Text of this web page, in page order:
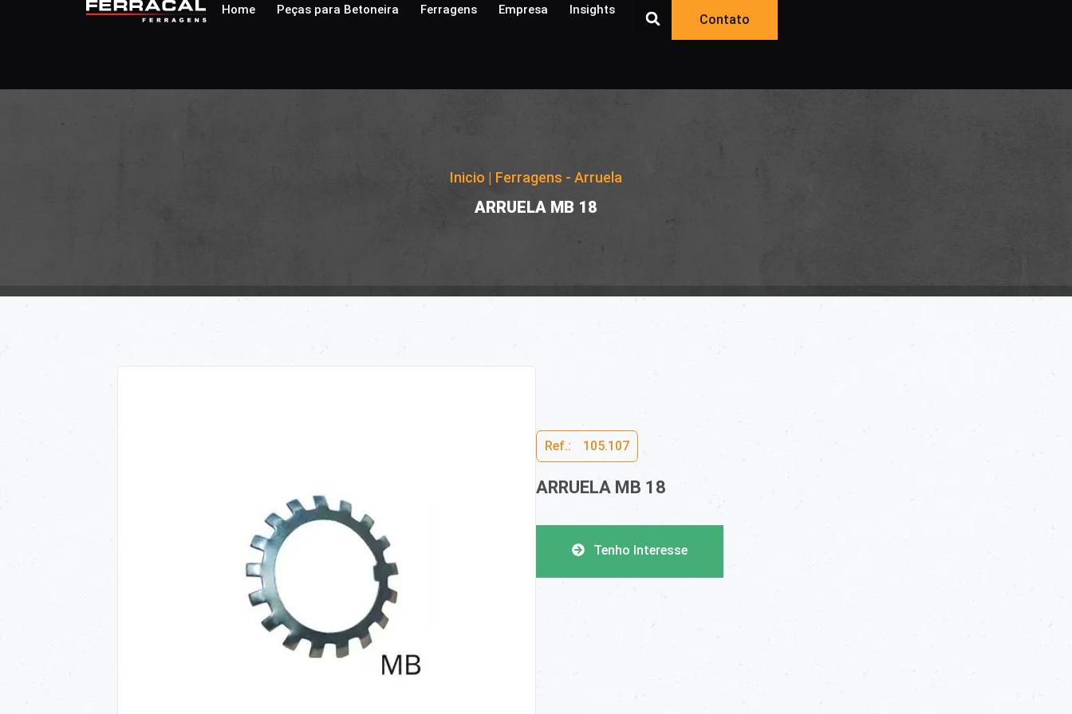
Home Peças para Betoneira Ferragens Empresa Insights​
Contato
Inicio | Ferragens - Arruela
ARRUELA MB 18
Ref.:ﾠ105.107
ARRUELA MB 18
Tenho Interesse